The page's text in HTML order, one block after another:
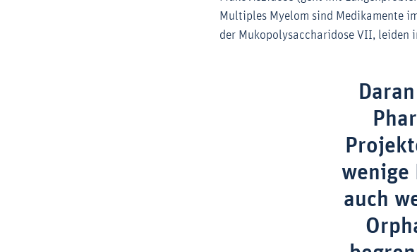
Multiples Myelom sind Medikamente
der Mukopolysaccharidose VII, leiden
wenige
auch